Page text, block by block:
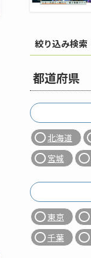
絞り込み検索
都道府県
北海道
宮城
東京
千葉